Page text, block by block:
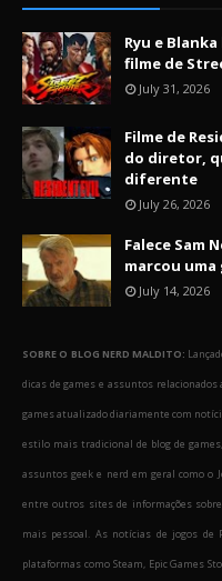
Ryu e
filme de
July 31, 2026
Filme de
do diretor,
diferente
July 26, 2026
Falece Sam
marcou
July 14, 2026
SOBRE O BLOG NERD MALDITO:
dicas de games e assuntos
games atualizado diariamente com
estilo mais tradicional de blog de
assuntos geek e nerd em geral como o
entre outros sites de informações
mais pessoal. As notícias de jogos de
plataformas como Steam, Epic Games